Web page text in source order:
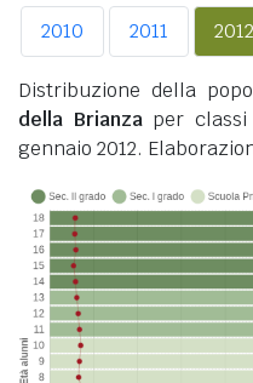
2010 2011 2012
Distribuzione della
della Brianzaper classi
gennaio 2012.